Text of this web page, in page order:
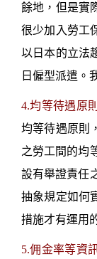
餘地，但是實
很少加入勞工
以日本的立法
日僱型派遣。
4.均等待遇原
均等待遇原則
之勞工間的均
設有舉證責任
抽象規定如何
措施才有運用
5.佣金率等資